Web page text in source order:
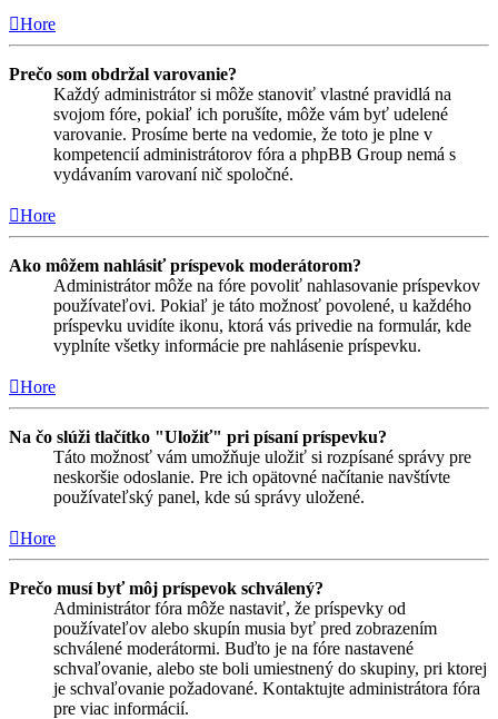
Hore
Prečo som obdržal varovanie?
Každý administrátor si môže stanoviť vlastné pravidlá na
svojom fóre, pokiaľ ich porušíte, môže vám byť udelené
varovanie. Prosíme berte na vedomie, že toto je plne v
kompetencií administrátorov fóra a phpBB Group nemá s
vydávaním varovaní nič spoločné.
Hore
Ako môžem nahlásiť príspevok moderátorom?
Administrátor môže na fóre povoliť nahlasovanie príspevkov
používateľovi. Pokiaľ je táto možnosť povolené, u každého
príspevku uvidíte ikonu, ktorá vás privedie na formulár, kde
vyplníte všetky informácie pre nahlásenie príspevku.
Hore
Na čo slúži tlačítko "Uložiť" pri písaní príspevku?
Táto možnosť vám umožňuje uložiť si rozpísané správy pre
neskoršie odoslanie. Pre ich opätovné načítanie navštívte
používateľský panel, kde sú správy uložené.
Hore
Prečo musí byť môj príspevok schválený?
Administrátor fóra môže nastaviť, že príspevky od
používateľov alebo skupín musia byť pred zobrazením
schválené moderátormi. Buďto je na fóre nastavené
schvaľovanie, alebo ste boli umiestnený do skupiny, pri ktorej
je schvaľovanie požadované. Kontaktujte administrátora fóra
pre viac informácií.